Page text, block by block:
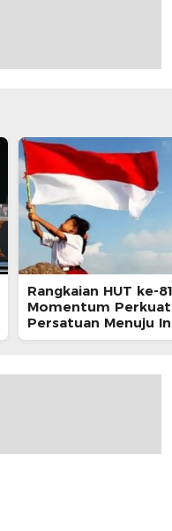
Rangkaian HUT ke-
Momentum Perkuat
Persatuan Menuju
Berdaulat, Adil, dan